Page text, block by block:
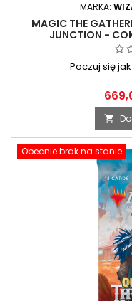
MARKA:
MAGIC THE
JUNCTION -
Poczuj się

Obecnie brak na stanie